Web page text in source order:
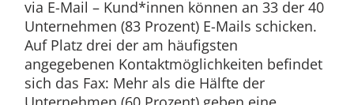
via E-Mail – Kund*innen können an 33 der 40
Unternehmen (83 Prozent) E-Mails schicken.
Auf Platz drei der am häufigsten
angegebenen Kontaktmöglichkeiten befindet
sich das Fax: Mehr als die Hälfte der